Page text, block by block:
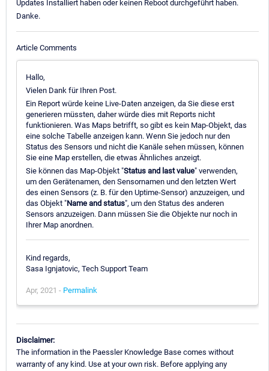
Updates Installiert haben oder keinen Reboot durchgeführt haben.
Danke.
Article Comments
Hallo,
Vielen Dank für Ihren Post.
Ein Report würde keine Live-Daten anzeigen, da Sie diese erst
generieren müssten, daher würde dies mit Reports nicht
funktionieren. Was Maps betrifft, so gibt es kein Map-Objekt, das
eine solche Tabelle anzeigen kann. Wenn Sie jedoch nur den
Status des Sensors und nicht die Kanäle sehen müssen, können
Sie eine Map erstellen, die etwas Ähnliches anzeigt.
Sie können das Map-Objekt "Status and last value" verwenden,
um den Gerätenamen, den Sensornamen und den letzten Wert
des einen Sensors (z. B. für den Uptime-Sensor) anzuzeigen, und
das Objekt "Name and status", um den Status des anderen
Sensors anzuzeigen. Dann müssen Sie die Objekte nur noch in
Ihrer Map anordnen.
Kind regards,
Sasa Ignjatovic, Tech Support Team
Apr, 2021 - Permalink
Disclaimer:
The information in the Paessler Knowledge Base comes without
warranty of any kind. Use at your own risk. Before applying any